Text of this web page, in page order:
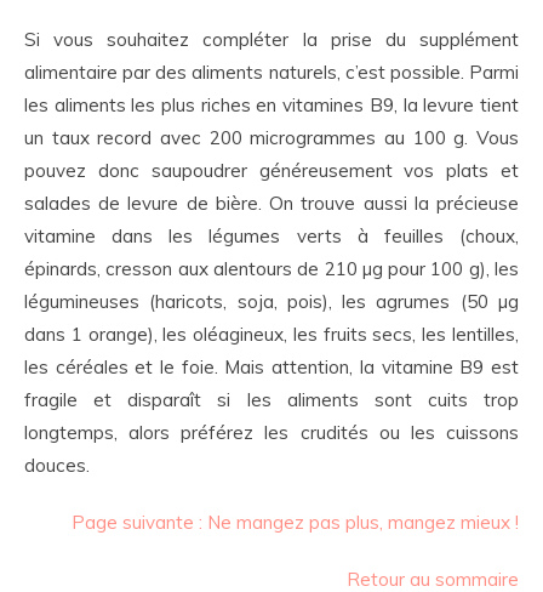
Si vous souhaitez compléter la prise du supplément
alimentaire par des aliments naturels, c’est possible. Parmi
les aliments les plus riches en vitamines B9, la levure tient
un taux record avec 200 microgrammes au 100 g. Vous
pouvez donc saupoudrer généreusement vos plats et
salades de levure de bière. On trouve aussi la précieuse
vitamine dans les légumes verts à feuilles (choux,
épinards, cresson aux alentours de 210 µg pour 100 g), les
légumineuses (haricots, soja, pois), les agrumes (50 µg
dans 1 orange), les oléagineux, les fruits secs, les lentilles,
les céréales et le foie. Mais attention, la vitamine B9 est
fragile et disparaît si les aliments sont cuits trop
longtemps, alors préférez les crudités ou les cuissons
douces.
Page suivante : Ne mangez pas plus, mangez mieux !
Retour au sommaire